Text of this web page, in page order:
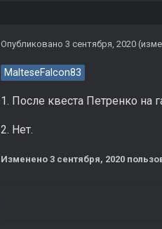
Опубликовано 3 сентября, 2020
MalteseFalcon83
1. После квеста Петренко на
2. Нет.
Изменено 3 сентября, 2020